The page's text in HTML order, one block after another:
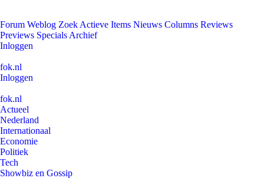
Forum Weblog Zoek Actieve Items Nieuws Columns Reviews
Previews Specials Archief
Inloggen
fok.nl
Inloggen
fok.nl
Actueel
Nederland
Internationaal
Economie
Politiek
Tech
Showbiz en Gossip